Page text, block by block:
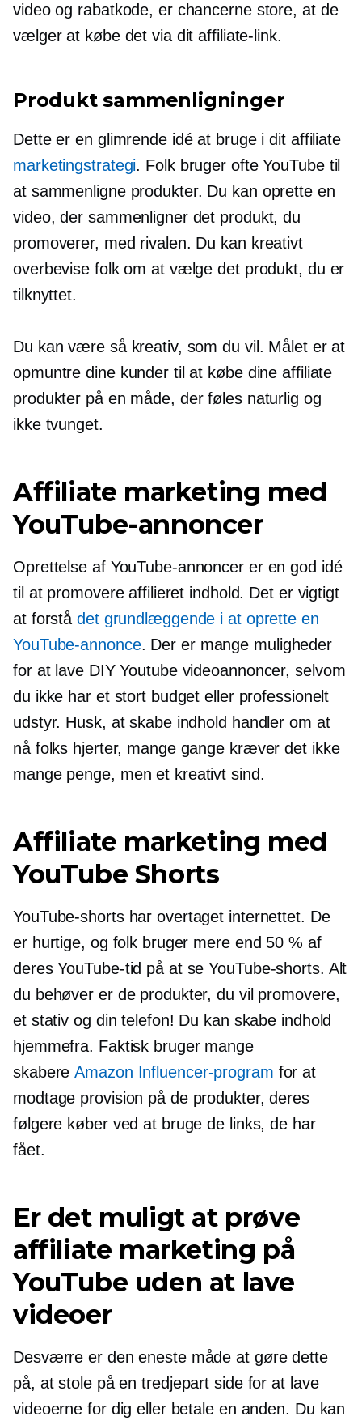
video og rabatkode, er chancerne store, at de
vælger at købe det via dit affiliate-link.
Produkt sammenligninger
Dette er en glimrende idé at bruge i dit affiliate
marketingstrategi. Folk bruger ofte YouTube til
at sammenligne produkter. Du kan oprette en
video, der sammenligner det produkt, du
promoverer, med rivalen. Du kan kreativt
overbevise folk om at vælge det produkt, du er
tilknyttet.
Du kan være så kreativ, som du vil. Målet er at
opmuntre dine kunder til at købe dine affiliate
produkter på en måde, der føles naturlig og
ikke tvunget.
Affiliate marketing med
YouTube-annoncer
Oprettelse af YouTube-annoncer er en god idé
til at promovere affilieret indhold. Det er vigtigt
at forstådet grundlæggende i at oprette en
YouTube-annonce. Der er mange muligheder
for at lave DIY Youtube videoannoncer, selvom
du ikke har et stort budget eller professionelt
udstyr. Husk, at skabe indhold handler om at
nå folks hjerter, mange gange kræver det ikke
mange penge, men et kreativt sind.
Affiliate marketing med
YouTube Shorts
YouTube-shorts har overtaget internettet. De
er hurtige, og folk bruger mere end 50 % af
deres YouTube-tid på at se YouTube-shorts. Alt
du behøver er de produkter, du vil promovere,
et stativ og din telefon! Du kan skabe indhold
hjemmefra. Faktisk bruger mange
skabereAmazon Influencer-program for at
modtage provision på de produkter, deres
følgere køber ved at bruge de links, de har
fået.
Er det muligt at prøve
affiliate marketing på
YouTube uden at lave
videoer
Desværre er den eneste måde at gøre dette
på, at stole på entredjepart side for at lave
videoerne for dig eller betale en anden. Du kan